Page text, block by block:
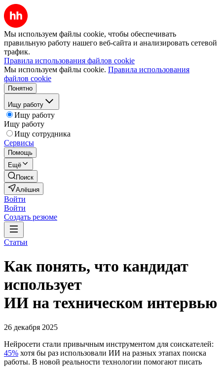
Мы используем файлы cookie, чтобы обеспечивать
правильную работу нашего веб-сайта и анализировать сетевой
трафик.
Правила использования файлов cookie
Мы используем файлы cookie. Правила использования
файлов cookie
Понятно
Ищу работу
Ищу работу
Ищу работу
Ищу сотрудника
Сервисы
Помощь
Ещё
Поиск
Алёшня
Войти
Войти
Создать резюме
Статьи
Как понять, что кандидат
использует
ИИ на техническом интервью
26 декабря 2025
Нейросети стали привычным инструментом для соискателей:
45% хотя бы раз использовали ИИ на разных этапах поиска
работы. В новой реальности технологии помогают писать